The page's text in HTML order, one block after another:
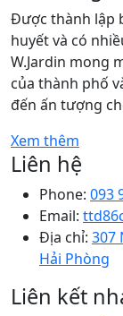
Được thành lập
huyết và có
W.Jardin mong
của thành phố
đến ấn tượng
Xem thêm
Liên hệ
Phone: 093
Email:
Địa chỉ: 307
Hải Phòng
Liên kết